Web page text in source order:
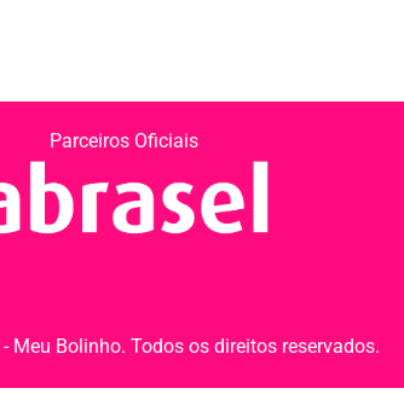
Parceiros Oficiais
- Meu Bolinho. Todos os direitos reservados.